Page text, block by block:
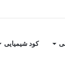
کود شیمیایی